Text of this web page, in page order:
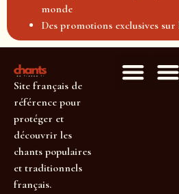
monde
Des promotions exclusives sur
Site français de
référence pour
protéger et
découvrir les
chants populaires
et traditionnels
français.